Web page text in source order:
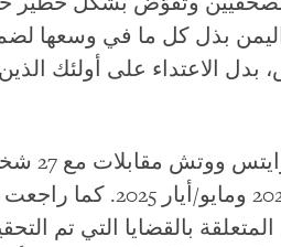
بذل كل ما في وسعها
بدل الاعتداء على أولئك
تشرين الأول 2024
بالقضايا التي تم